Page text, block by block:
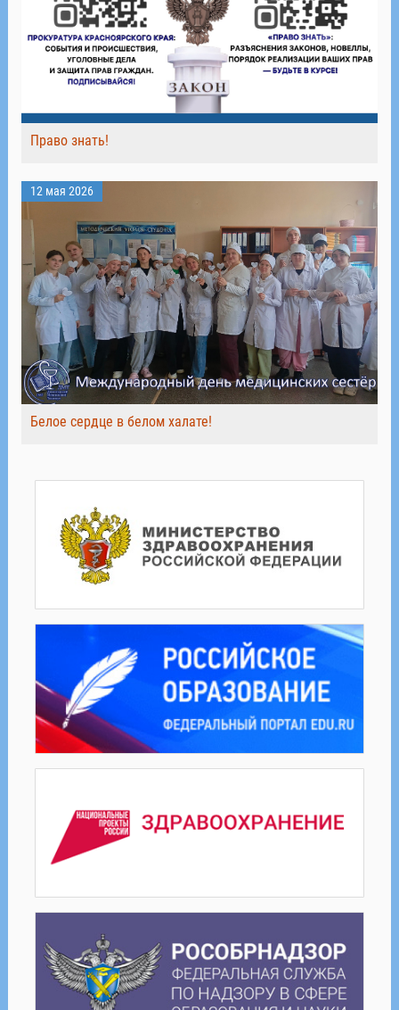
Право знать!
12 мая 2026
Белое сердце в белом халате!